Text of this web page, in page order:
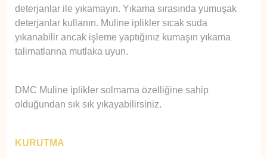
deterjanlar ile yıkamayın. Yıkama sırasında yumuşak
deterjanlar kullanın. Muline iplikler sıcak suda
yıkanabilir ancak işleme yaptığınız kumaşın yıkama
talimatlarına mutlaka uyun.
DMC Muline iplikler solmama özelliğine sahip
olduğundan sık sık yıkayabilirsiniz.
KURUTMA